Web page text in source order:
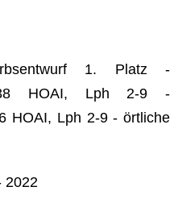
1. Platz -
HOAI, Lph 2-9 -
HOAI, Lph 2-9 - örtliche
2022